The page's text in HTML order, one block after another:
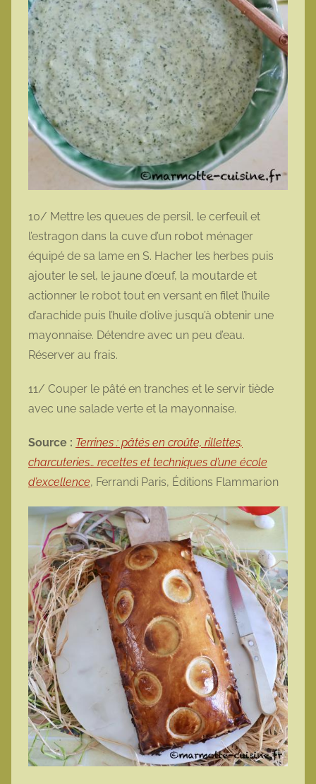
10/ Mettre les queues de persil, le cerfeuil et
l’estragon dans la cuve d’un robot ménager
équipé de sa lame en S. Hacher les herbes puis
ajouter le sel, le jaune d’œuf, la moutarde et
actionner le robot tout en versant en filet l’huile
d’arachide puis l’huile d’olive jusqu’à obtenir une
mayonnaise. Détendre avec un peu d’eau.
Réserver au frais.
11/ Couper le pâté en tranches et le servir tiède
avec une salade verte et la mayonnaise.
Source : Terrines : pâtés en croûte, rillettes,
charcuteries… recettes et techniques d’une école
d’excellence, Ferrandi Paris, Éditions Flammarion